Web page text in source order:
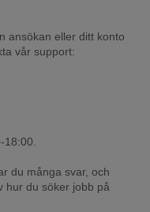
ansökan eller ditt konto
vår support:
du många svar, och
hur du söker jobb på